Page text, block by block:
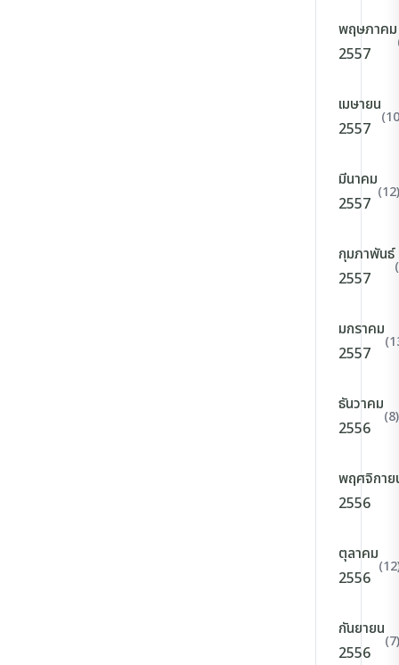
พฤษภาคม
2557
เมษายน
2557
มีนาคม
2557
(12)
กุมภาพันธ์
2557
มกราคม
2557
ธันวาคม
2556
(8)
พฤศจิกาย
2556
ตุลาคม
2556
กันยายน
2556
(7)